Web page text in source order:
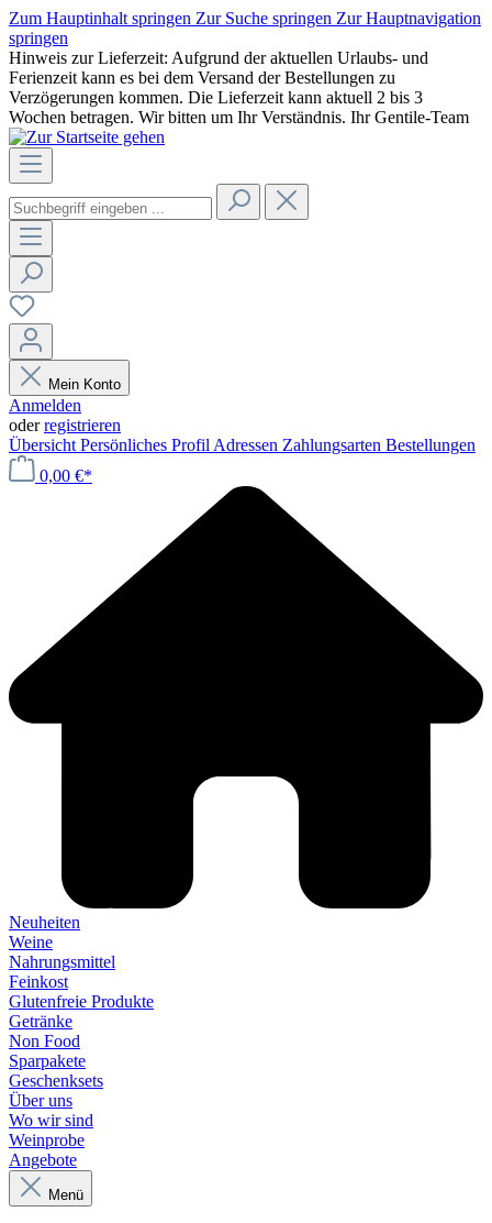
Zum Hauptinhalt springen Zur Suche springen Zur Hauptnavigation
springen
Hinweis zur Lieferzeit: Aufgrund der aktuellen Urlaubs- und
Ferienzeit kann es bei dem Versand der Bestellungen zu
Verzögerungen kommen. Die Lieferzeit kann aktuell 2 bis 3
Wochen betragen. Wir bitten um Ihr Verständnis. Ihr Gentile-Team
Mein Konto
Anmelden
oderregistrieren
Übersicht Persönliches Profil Adressen Zahlungsarten Bestellungen
0,00 €*
Neuheiten
Weine
Nahrungsmittel
Feinkost
Glutenfreie Produkte
Getränke
Non Food
Sparpakete
Geschenksets
Über uns
Wo wir sind
Weinprobe
Angebote
Menü